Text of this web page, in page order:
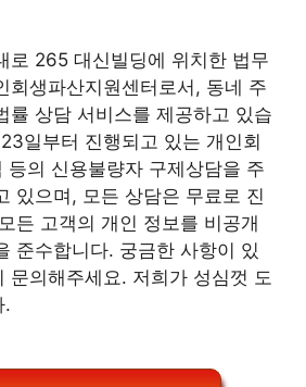
로 265 대신빌딩에 위치한 법무
회생파산지원센터로서, 동네 주
률 상담 서비스를 제공하고 있습
일부터 진행되고 있는 개인회
등의 신용불량자 구제상담을 주
있으며, 모든 상담은 무료로 진
든 고객의 개인 정보를 비공개
준수합니다. 궁금한 사항이 있
문의해주세요. 저희가 성심껏 도
.